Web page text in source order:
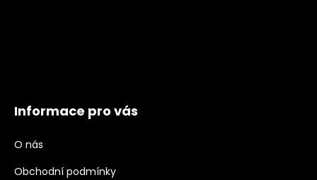
Informace pro vás
O nás
Obchodní podmínky